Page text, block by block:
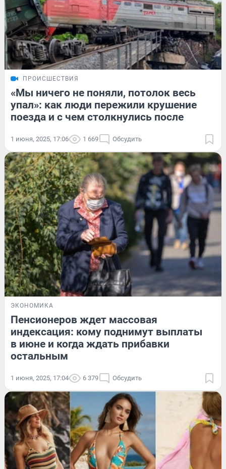
ПРОИСШЕСТВИЯ
«Мы ничего не поняли, потолок весь
упал»: как люди пережили крушение
поезда и с чем столкнулись после
1 июня, 2025, 17:06 1 669 Обсудить
ЭКОНОМИКА
Пенсионеров ждет массовая
индексация: кому поднимут выплаты
в июне и когда ждать прибавки
остальным
1 июня, 2025, 17:04 6 379 Обсудить